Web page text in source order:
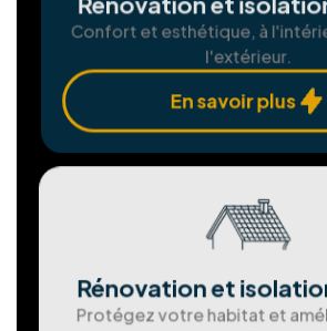
Assemblgae et
châssis
Fenêtres et portes sur mesure
En savoir plus